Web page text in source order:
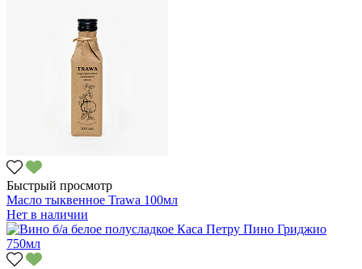
Быстрый просмотр
Масло тыквенное Trawa 100мл
Нет в наличии